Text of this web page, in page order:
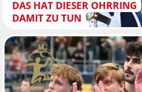
DAS HAT DIESER OHRRING
DAMIT ZU TUN